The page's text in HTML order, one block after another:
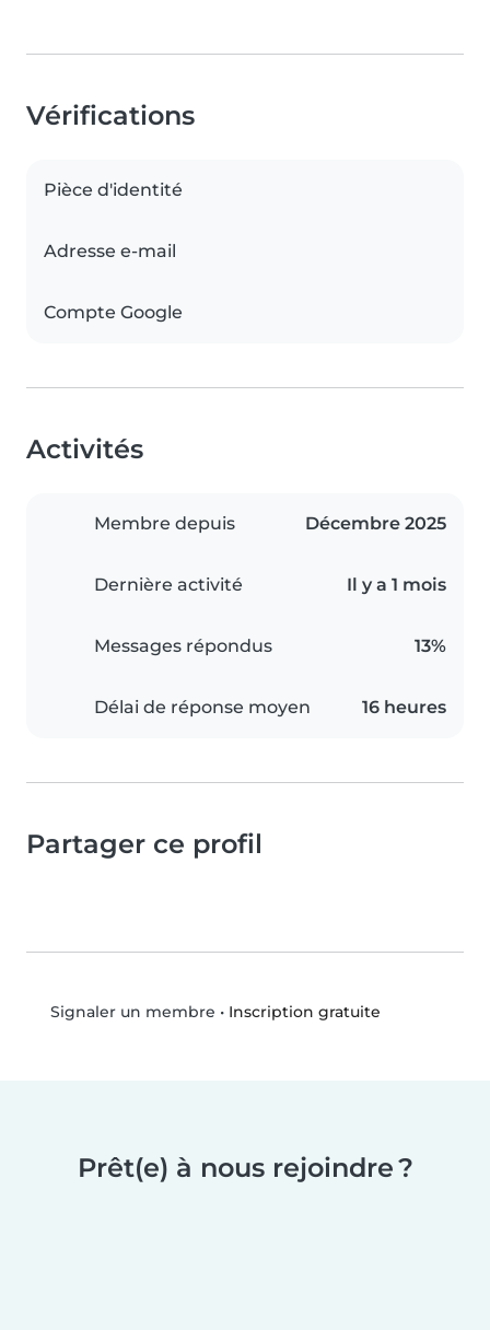
Vérifications
Pièce d'identité
Adresse e-mail
Compte Google
Activités
Membre depuis Décembre 2025
Dernière activité Il y a 1 mois
Messages répondus 13%
Délai de réponse moyen 16 heures
Partager ce profil
Signaler un membre • Inscription gratuite
Prêt(e) à nous rejoindre ?